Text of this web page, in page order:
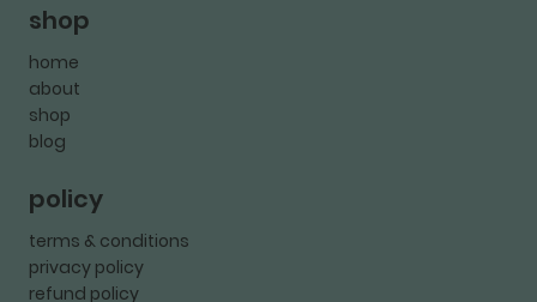
shop
home
about
shop
blog
policy
terms & conditions
privacy policy
refund policy